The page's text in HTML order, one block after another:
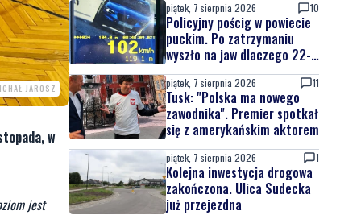
JAROSZ
w
jest
piątek, 7 sierpnia 2026 10
Policyjny pościg w powiecie
puckim. Po zatrzymaniu
wyszło na jaw dlaczego 22-
latek uciekał
piątek, 7 sierpnia 2026 11
Tusk: "Polska ma nowego
zawodnika". Premier spotkał
się z amerykańskim aktorem
piątek, 7 sierpnia 2026 1
Kolejna inwestycja drogowa
zakończona. Ulica Sudecka
już przejezdna